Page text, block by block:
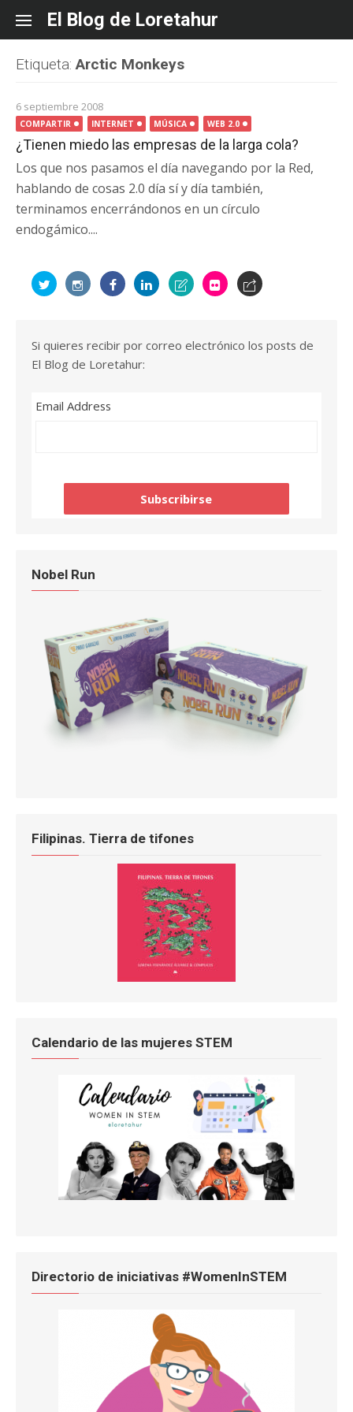
content
El Blog de Loretahur
Etiqueta:Arctic Monkeys
6 septiembre 2008
COMPARTIR INTERNET MÚSICA WEB 2.0
¿Tienen miedo las empresas de la larga cola?
Los que nos pasamos el día navegando por la Red,
hablando de cosas 2.0 día sí y día también,
terminamos encerrándonos en un círculo
endogámico....
Si quieres recibir por correo electrónico los posts de
El Blog de Loretahur:
Email Address
Nobel Run
Filipinas. Tierra de tifones
Calendario de las mujeres STEM
Directorio de iniciativas #WomenInSTEM